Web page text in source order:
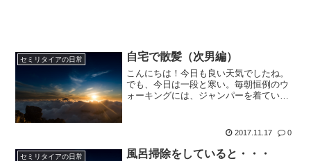
セミリタイアの日常 自宅で散髪（次男編）
こんにちは！今日も良い天気でしたね。
でも、今日は一段と寒い。毎朝恒例のウ
ォーキングには、ジャンパーを着ていく
はジャンパー着てても暖かいなぁ～位で
2017.11.17 0
セミリタイアの日常 風呂掃除をしていると・・・